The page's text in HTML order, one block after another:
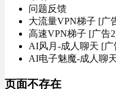
问题反馈
大流量VPN梯子 [广
高速VPN梯子 [广告
AI风月-成人聊天 [广
AI电子魅魔-成人聊
页面不存在